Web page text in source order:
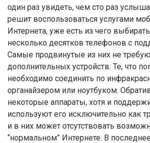
один раз увидеть, чем сто раз
решит воспользоваться услугами
Интернета, уже есть из чего
несколько десятков телефонов с
Самые продвинутые из них не
дополнительных устройств. Те, что
необходимо соединить по
органайзером или ноутбуком.
некоторые аппараты, хотя и
используют его исключительно как
и в них может отсутствовать
“нормальном” Интернете. В